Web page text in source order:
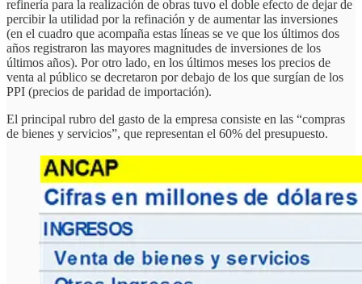
refinería para la realización de obras tuvo el doble efecto de dejar de
percibir la utilidad por la refinación y de aumentar las inversiones
(en el cuadro que acompaña estas líneas se ve que los últimos dos
años registraron las mayores magnitudes de inversiones de los
últimos años). Por otro lado, en los últimos meses los precios de
venta al público se decretaron por debajo de los que surgían de los
PPI (precios de paridad de importación).
El principal rubro del gasto de la empresa consiste en las “compras
de bienes y servicios”, que representan el 60% del presupuesto.